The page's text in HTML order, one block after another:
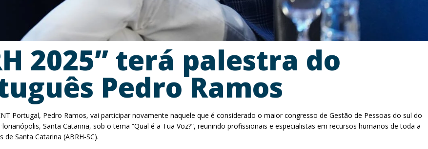
2025” terá palestra do
Pedro Ramos
Portugal, Pedro Ramos, vai participar novamente naquele que é considerado o maior congresso de Gestão de Pessoas do sul do
Santa Catarina, sob o tema “Qual é a Tua Voz?”, reunindo profissionais e especialistas em recursos humanos de toda a
Santa Catarina (ABRH-SC).